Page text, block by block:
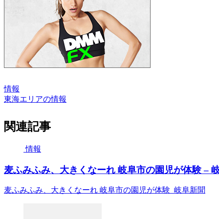
情報
東海エリアの情報
関連記事
情報
麦ふみふみ、大きくなーれ 岐阜市の園児が体験 –
麦ふみふみ、大きくなーれ 岐阜市の園児が体験 岐阜新聞